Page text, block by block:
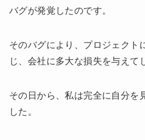
バグが発覚したのです。
そのバグにより、プロジェクト
じ、会社に多大な損失を与えて
その日から、私は完全に自分を
した。